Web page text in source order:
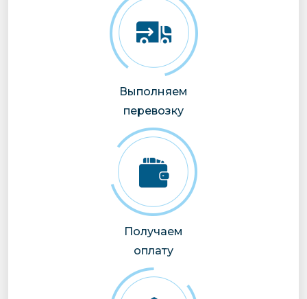
Выполняем
перевозку
Получаем
оплату